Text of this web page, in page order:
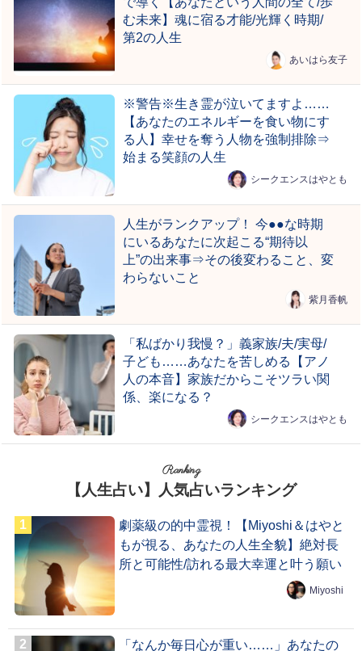
む未来】魂に宿る才能/光輝く時期/
第2の人生
あいはら友子
※警告※生き霊が泣いてますよ……
【あなたのエネルギーを食い物にす
る人】幸せを奪う人物を強制排除⇒
始まる笑顔の人生
シークエンスはやとも
人生がランクアップ！ 今●●な時期
にいるあなたに次起こる“期待以
上”の出来事⇒その後変わること、変
わらないこと
紫月香帆
「私ばかり我慢？」義家族/夫/実母/
子ども……あなたを苦しめる【アノ
人の本音】家族だからこそツラい関
係、楽になる？
シークエンスはやとも
Ranking
【人生占い】人気占いランキング
劇薬級の的中霊視！【Miyoshi＆はやと
もが視る、あなたの人生全貌】絶対長
所と可能性/訪れる最大幸運と叶う願い
Miyoshi
「なんか毎日心が重い……」あなたの